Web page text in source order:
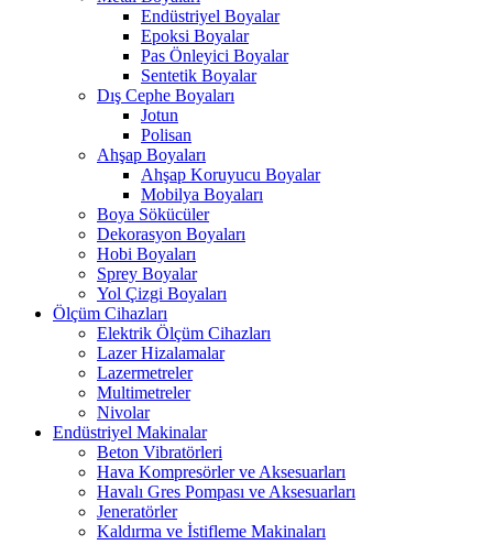
Endüstriyel Boyalar
Epoksi Boyalar
Pas Önleyici Boyalar
Sentetik Boyalar
Dış Cephe Boyaları
Jotun
Polisan
Ahşap Boyaları
Ahşap Koruyucu Boyalar
Mobilya Boyaları
Boya Sökücüler
Dekorasyon Boyaları
Hobi Boyaları
Sprey Boyalar
Yol Çizgi Boyaları
Ölçüm Cihazları
Elektrik Ölçüm Cihazları
Lazer Hizalamalar
Lazermetreler
Multimetreler
Nivolar
Endüstriyel Makinalar
Beton Vibratörleri
Hava Kompresörler ve Aksesuarları
Havalı Gres Pompası ve Aksesuarları
Jeneratörler
Kaldırma ve İstifleme Makinaları